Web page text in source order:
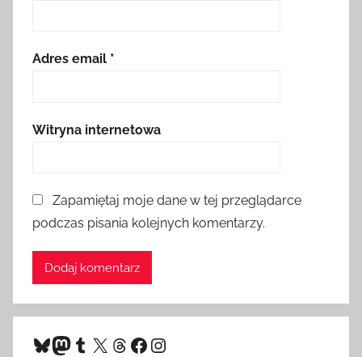
Adres email *
Witryna internetowa
Zapamiętaj moje dane w tej przeglądarce
podczas pisania kolejnych komentarzy.
Bluesky
Mastodon
Tumblr
X Threads
Facebook
Instagram